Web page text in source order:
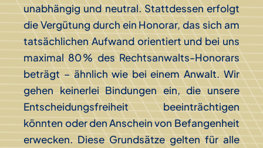
unabhängig und neutral. Stattdessen erfolgt
die Vergütung durch ein Honorar, das sich am
tatsächlichen Aufwand orientiert und bei uns
maximal 80 % des Rechtsanwalts-Honorars
beträgt – ähnlich wie bei einem Anwalt. Wir
gehen keinerlei Bindungen ein, die unsere
Entscheidungsfreiheit beeinträchtigen
könnten oder den Anschein von Befangenheit
erwecken. Diese Grundsätze gelten für alle